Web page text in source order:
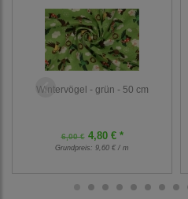
Wintervögel - grün - 50 cm
6,00 €4,80 € *
Grundpreis: 9,60 € / m